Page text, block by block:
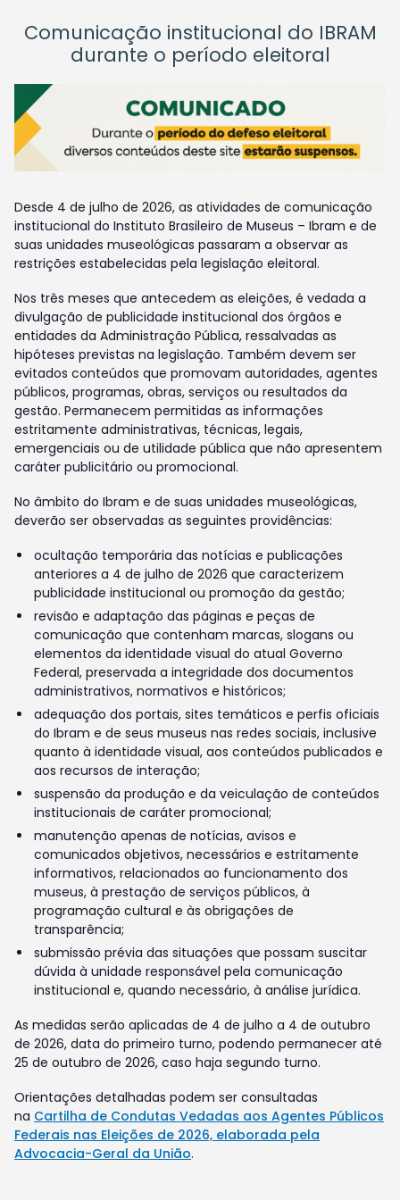
Comunicação institucional do IBRAM
durante o período eleitoral
Desde 4 de julho de 2026, as atividades de comunicação
institucional do Instituto Brasileiro de Museus – Ibram e de
suas unidades museológicas passaram a observar as
restrições estabelecidas pela legislação eleitoral.
Nos três meses que antecedem as eleições, é vedada a
divulgação de publicidade institucional dos órgãos e
entidades da Administração Pública, ressalvadas as
hipóteses previstas na legislação. Também devem ser
evitados conteúdos que promovam autoridades, agentes
públicos, programas, obras, serviços ou resultados da
gestão. Permanecem permitidas as informações
estritamente administrativas, técnicas, legais,
emergenciais ou de utilidade pública que não apresentem
caráter publicitário ou promocional.
No âmbito do Ibram e de suas unidades museológicas,
deverão ser observadas as seguintes providências:
ocultação temporária das notícias e publicações
anteriores a 4 de julho de 2026 que caracterizem
publicidade institucional ou promoção da gestão;
revisão e adaptação das páginas e peças de
comunicação que contenham marcas, slogans ou
elementos da identidade visual do atual Governo
Federal, preservada a integridade dos documentos
administrativos, normativos e históricos;
adequação dos portais, sites temáticos e perfis oficiais
do Ibram e de seus museus nas redes sociais, inclusive
quanto à identidade visual, aos conteúdos publicados e
aos recursos de interação;
suspensão da produção e da veiculação de conteúdos
institucionais de caráter promocional;
manutenção apenas de notícias, avisos e
comunicados objetivos, necessários e estritamente
informativos, relacionados ao funcionamento dos
museus, à prestação de serviços públicos, à
programação cultural e às obrigações de
transparência;
submissão prévia das situações que possam suscitar
dúvida à unidade responsável pela comunicação
institucional e, quando necessário, à análise jurídica.
As medidas serão aplicadas de 4 de julho a 4 de outubro
de 2026, data do primeiro turno, podendo permanecer até
25 de outubro de 2026, caso haja segundo turno.
Orientações detalhadas podem ser consultadas
na Cartilha de Condutas Vedadas aos Agentes Públicos
Federais nas Eleições de 2026, elaborada pela
Advocacia-Geral da União.